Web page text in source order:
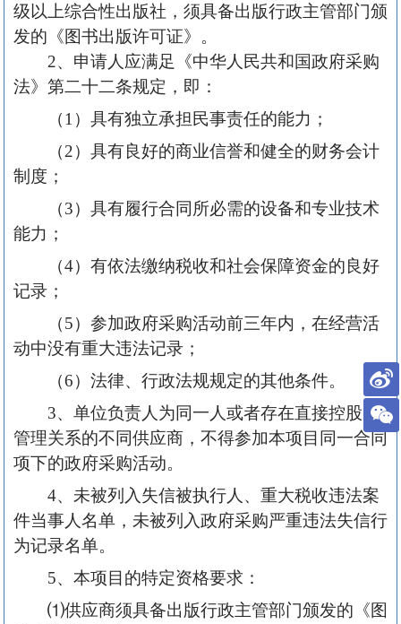
级以上综合性出版社，须具备出版行政主管部门颁
发的《图书出版许可证》。
2、申请人应满足《中华人民共和国政府采购
法》第二十二条规定，即：
（1）具有独立承担民事责任的能力；
（2）具有良好的商业信誉和健全的财务会计
制度；
（3）具有履行合同所必需的设备和专业技术
能力；
（4）有依法缴纳税收和社会保障资金的良好
记录；
（5）参加政府采购活动前三年内，在经营活
动中没有重大违法记录；
（6）法律、行政法规规定的其他条件。
3、单位负责人为同一人或者存在直接控股、
管理关系的不同供应商，不得参加本项目同一合同
项下的政府采购活动。
4、未被列入失信被执行人、重大税收违法案
件当事人名单，未被列入政府采购严重违法失信行
为记录名单。
5、本项目的特定资格要求：
⑴供应商须具备出版行政主管部门颁发的《图